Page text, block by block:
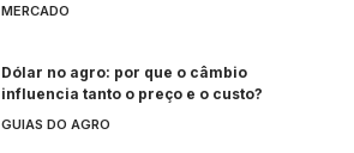
MERCADO
Dólar no agro: por que o câmbio
influencia tanto o preço e o custo?
GUIAS DO AGRO